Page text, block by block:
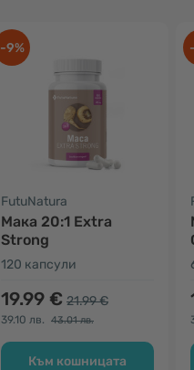
-9%
FutuNatura
Мака 20:1 Extra
Strong
120 капсули
19.99 € 21.99 €
39.10 лв. 43.01 лв.
Към кошницата